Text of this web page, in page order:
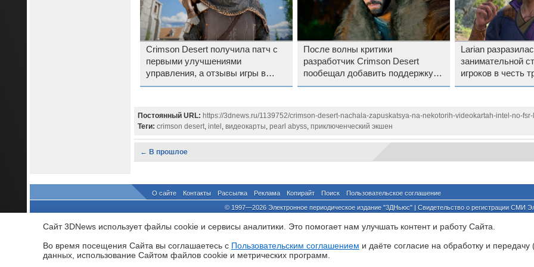
Crimson Desert получила патч с
первыми улучшениями
управления, а отзывы игры в
Steam стали «в основном
После волны критики
разработчик Crimson Desert
пообещал добавить поддержку
видеокарт Intel Arc
Larian
занимательной
игроков в честь
годовщины
Постоянный URL: https://3dnews.ru/1139752/crimson-desert-nachala-zapuskatsya-na-nekotorih-videokartah-intel-no-
Теги: crimson desert, intel , видеокарты, pearl abyss, приключенческий экшен
← В прошлое
О сайте Контакты Рассылка Реклама Копирайт Поиск Пользовательское соглашение
© 1997—2026 Электронное периодическое издание "3ДНьюс" | Свидетельство о регистрации СМИ
При цитировании документа ссылка на сайт с указанием автора обязательна. Полное заимствование
Сайт 3DNews использует файлы cookie и сервисы аналитики. Это помогает нам улучшать контент и работу Cайта.
Во время посещения Cайта вы соглашаетесь с Пользовательским соглашением и даёте согласие на обработку и
данных, использование Cайтом файлов cookie и метрических программ.